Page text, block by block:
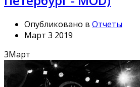
Опубликовано в Отчеты
Март 3 2019
3Март